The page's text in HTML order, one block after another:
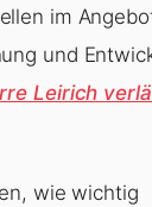
im
und
Leirich
wie wichtig